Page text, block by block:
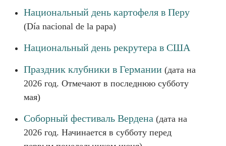
Национальный день картофеля в Перу
(Día nacional de la papa)
Национальный день рекрутера в США
Праздник клубники в Германии (дата на
2026 год. Отмечают в последнюю субботу
мая)
Соборный фестиваль Вердена (дата на
2026 год. Начинается в субботу перед